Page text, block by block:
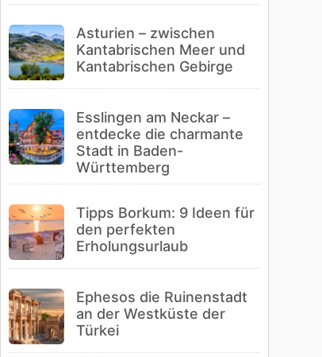
Asturien – zwischen
Kantabrischen Meer und
Kantabrischen Gebirge
Esslingen am Neckar –
entdecke die charmante
Stadt in Baden-
Württemberg
Tipps Borkum: 9 Ideen für
den perfekten
Erholungsurlaub
Ephesos die Ruinenstadt
an der Westküste der
Türkei